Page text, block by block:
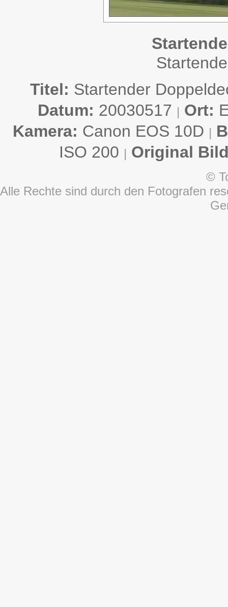
Titel: Startender
Datum: 20030517 | Ort:
Kamera: Canon EOS 10D |
ISO 200 | Original
©
Alle Rechte sind durch den Fotografen